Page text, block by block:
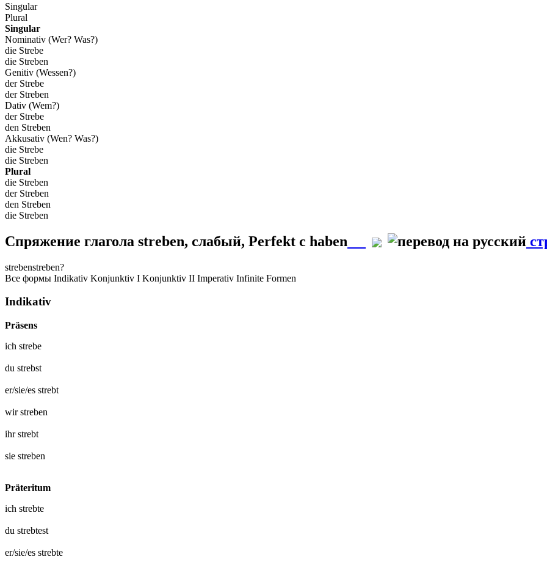
Singular
Plural
Singular
Nominativ (Wer? Was?)
die Strebe
die Streben
Genitiv (Wessen?)
der Strebe
der Streben
Dativ (Wem?)
der Strebe
den Streben
Akkusativ (Wen? Was?)
die Strebe
die Streben
Plural
die Streben
der Streben
den Streben
die Streben
Спряжение глагола streben, слабый, Perfekt с haben
strebenstreben?
Все формы Indikativ Konjunktiv I Konjunktiv II Imperativ Infinite Formen
Indikativ
Präsens
ich strebe
du strebst
er/sie/es strebt
wirstreben
ihrstrebt
sie streben
Präteritum
ich strebte
du strebtest
er/sie/es strebte